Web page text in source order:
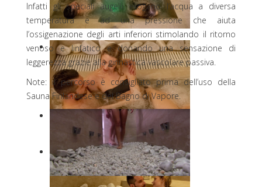
Infatti gli speciali augelli erogano l’acqua a diversa
temperatura e ad una pressione che aiuta
l’ossigenazione degli arti inferiori stimolando il ritorno
venoso e linfatico e donando una sensazione di
leggerezza grazie alla ginnastica vascolare passiva.
Note: il percorso è consigliato prima dell’uso della
Sauna Finlandese e del Bagno di Vapore.